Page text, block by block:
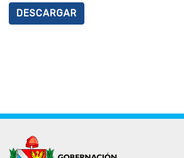
DESCARGAR